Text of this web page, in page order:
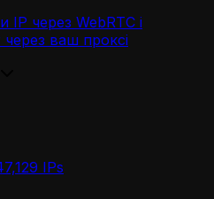
IP через WebRTC і
через ваш проксі
IPs